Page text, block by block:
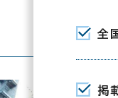
全
掲